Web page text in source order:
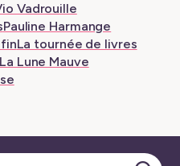
Vadrouille
Pauline Harmange
La tournée de livres
La Lune Mauve